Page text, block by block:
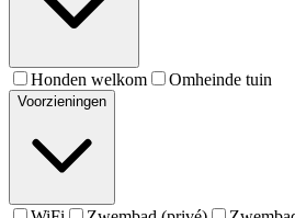
Honden welkom Omheinde tuin
Voorzieningen